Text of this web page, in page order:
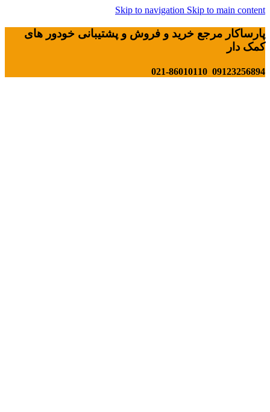
Skip to navigation Skip to main content
پارساکار مرجع خرید و فروش و پشتیبانی خودور های
کمک دار
09123256894 021-86010110